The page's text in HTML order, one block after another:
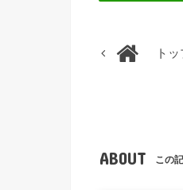
ト
ABOUT この